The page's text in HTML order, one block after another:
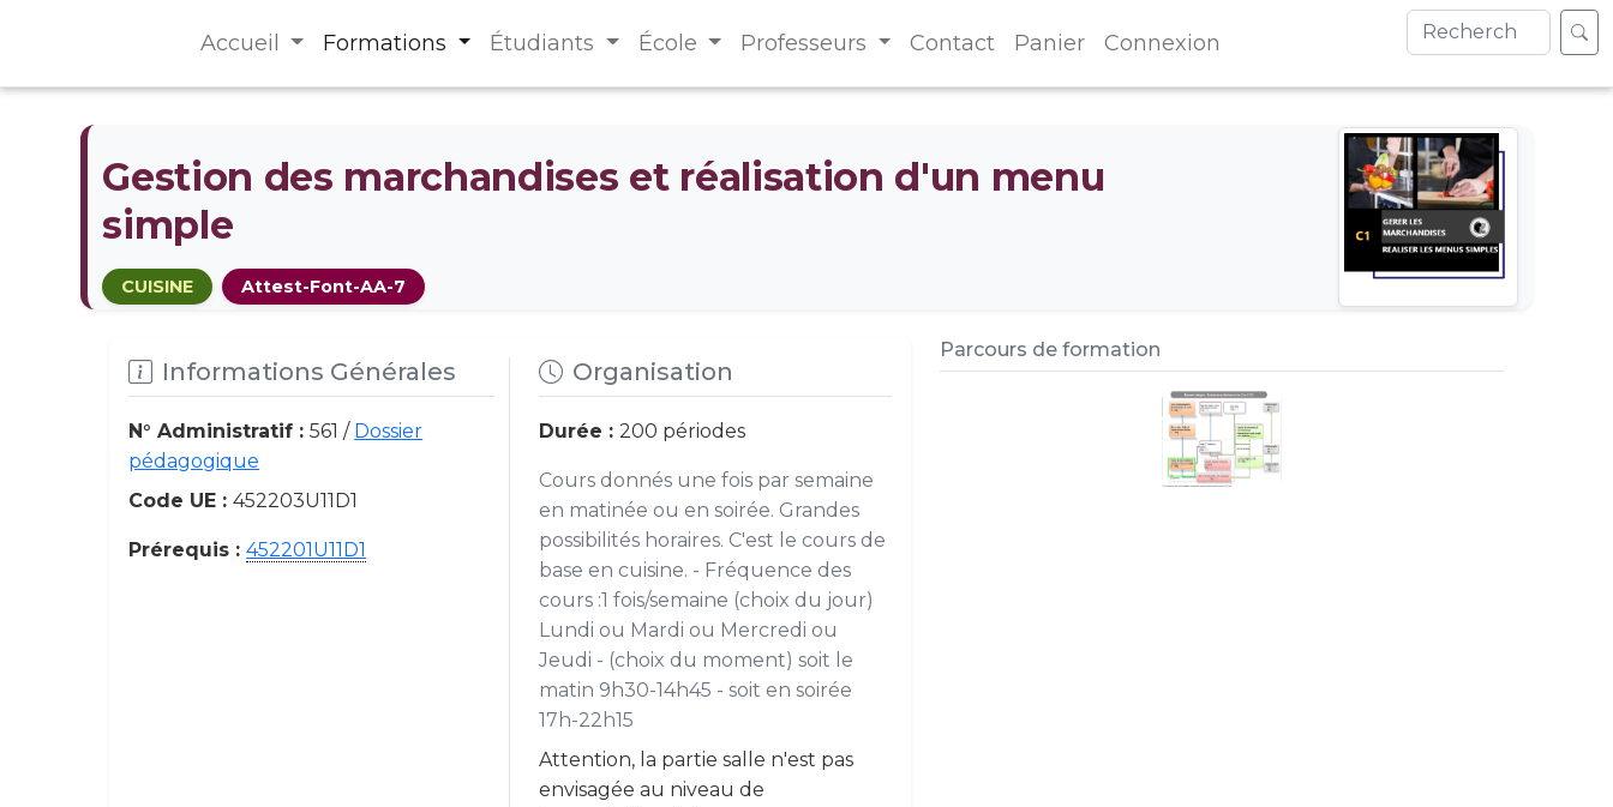
Accueil Formations Étudiants École Professeurs Contact Panier Connexion
Gestion des marchandises et réalisation d'un menu
simple
CUISINE Attest-Font-AA-7
Informations Générales
N° Administratif :561 / Dossier
pédagogique
Code UE :452203U11D1
Prérequis :452201U11D1
Organisation
Durée : 200 périodes
Cours donnés une fois par semaine
en matinée ou en soirée. Grandes
possibilités horaires. C'est le cours de
base en cuisine. - Fréquence des
cours :1 fois/semaine (choix du jour)
Lundi ou Mardi ou Mercredi ou
Jeudi - (choix du moment) soit le
matin 9h30-14h45 - soit en soirée
17h-22h15
Attention, la partie salle n'est pas
envisagée au niveau de
Parcours de formation